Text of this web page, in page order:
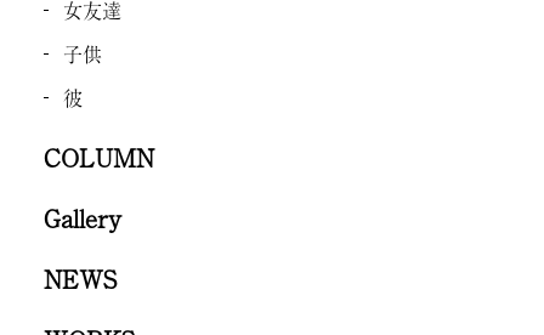
女友達
子供
彼
COLUMN
Gallery
NEWS